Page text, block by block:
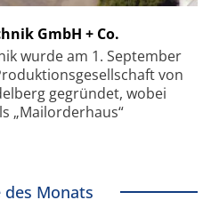
GmbH + Co.
wurde am 1. September
von
gegründet, wobei
„Mailorderhaus“
Monats